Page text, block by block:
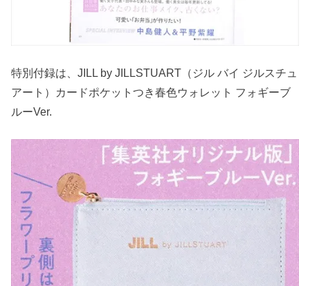
特別付録は、JILL by JILLSTUART（ジル バイ ジルスチュ
アート）カードポケットつき春色ウォレット フォギーブ
ルーVer.